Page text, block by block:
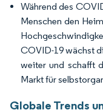
Während des
Menschen den
COVID-19 wächst
weiter und schafft
Markt für
Globale Trends